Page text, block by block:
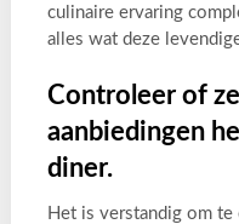
culinaire ervaring
alles wat deze
Controleer of
aanbiedingen
diner.
Het is verstandig om